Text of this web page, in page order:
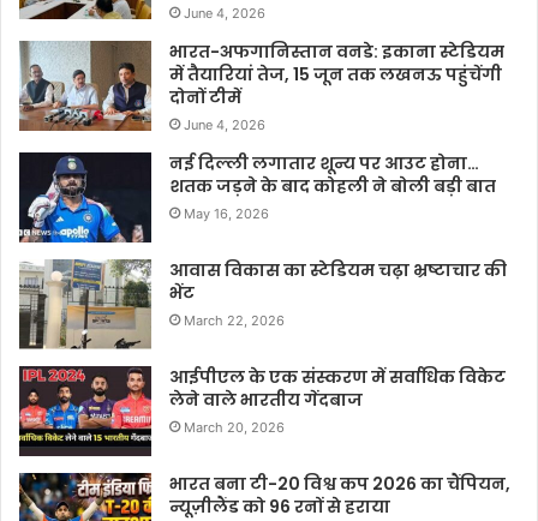
June 4, 2026
भारत-अफगानिस्तान वनडे: इकाना स्टेडियम
में तैयारियां तेज, 15 जून तक लखनऊ पहुंचेंगी
दोनों टीमें
June 4, 2026
नई दिल्ली लगातार शून्य पर आउट होना…
शतक जड़ने के बाद कोहली ने बोली बड़ी बात
May 16, 2026
आवास विकास का स्टेडियम चढ़ा भ्रष्टाचार की
भेंट
March 22, 2026
आईपीएल के एक संस्करण में सर्वाधिक विकेट
लेने वाले भारतीय गेंदबाज
March 20, 2026
भारत बना टी-20 विश्व कप 2026 का चैंपियन,
न्यूज़ीलैंड को 96 रनों से हराया